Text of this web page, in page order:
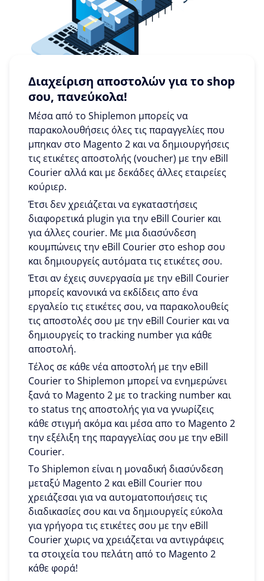
Διαχείριση αποστολών για το shop
σου, πανεύκολα!
Μέσα από το Shiplemon μπορείς να
παρακολουθήσεις όλες τις παραγγελίες που
μπηκαν στο Magento 2 και να δημιουργήσεις
τις ετικέτες αποστολής (voucher) με την eBill
Courier αλλά και με δεκάδες άλλες εταιρείες
κούριερ.
Έτσι δεν χρειάζεται να εγκαταστήσεις
διαφορετικά plugin για την eBill Courier και
για άλλες courier. Με μια διασύνδεση
κουμπώνεις την eBill Courier στο eshop σου
και δημιουργείς αυτόματα τις ετικέτες σου.
Έτσι αν έχεις συνεργασία με την eBill Courier
μπορείς κανονικά να εκδίδεις απο ένα
εργαλείο τις ετικέτες σου, να παρακολουθείς
τις αποστολές σου με την eBill Courier και να
δημιουργείς το tracking number για κάθε
αποστολή.
Τέλος σε κάθε νέα αποστολή με την eBill
Courier το Shiplemon μπορεί να ενημερώνει
ξανά το Magento 2 με το tracking number και
το status της αποστολής για να γνωρίζεις
κάθε στιγμή ακόμα και μέσα απο το Magento 2
την εξέλιξη της παραγγελίας σου με την eBill
Courier.
To Shiplemon είναι η μοναδική διασύνδεση
μεταξύ Magento 2 και eBill Courier που
χρειάζεσαι για να αυτοματοποιήσεις τις
διαδικασίες σου και να δημιουργείς εύκολα
για γρήγορα τις ετικέτες σου με την eBill
Courier χωρις να χρειάζεται να αντιγράφεις
τα στοιχεία του πελάτη από το Magento 2
κάθε φορά!